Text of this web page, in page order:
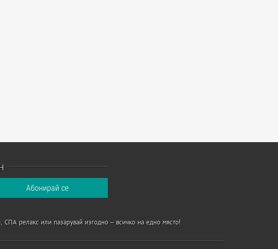
релакс или пазарувай изгодно – всичко на едно място!